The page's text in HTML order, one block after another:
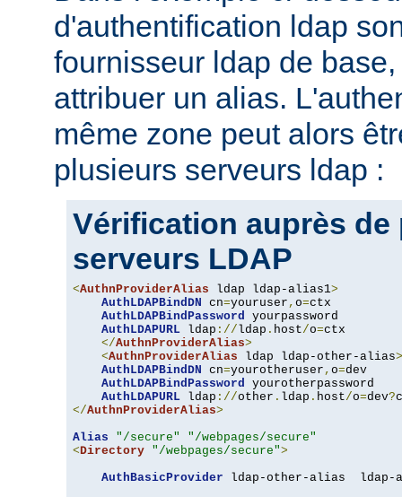
d'authentification ldap
fournisseur ldap de
attribuer un alias.
même zone peut alors
plusieurs serveurs ldap :
Vérification auprès de
serveurs LDAP
<AuthnProviderAlias ldap ldap-alias1>
AuthLDAPBindDN cn=youruser , o=ctx
AuthLDAPBindPassword yourpassword
AuthLDAPURL ldap ://ldap . host/o=ctx
</AuthnProviderAlias>
<AuthnProviderAlias ldap ldap-other-alias>
AuthLDAPBindDN cn=yourotheruser , o=dev
AuthLDAPBindPassword yourotherpassword
AuthLDAPURL ldap ://other . ldap . host/o=dev?
</AuthnProviderAlias>
Alias
"/secure"
"/webpages/secure"
<Directory "/webpages/secure">
AuthBasicProvider ldap-other-alias  ldap-